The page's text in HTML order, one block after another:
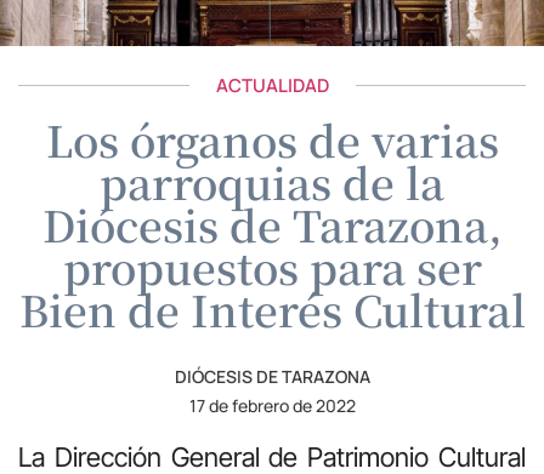
ACTUALIDAD
Los órganos de varias
parroquias de la
Diócesis de Tarazona,
propuestos para ser
Bien de Interés Cultural
DIÓCESIS DE TARAZONA
17 de febrero de 2022
La Dirección General de Patrimonio Cultural